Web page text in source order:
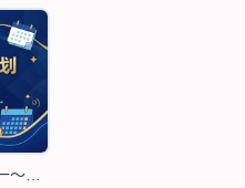
根据下面的计划生成图片。 周一～周五 日常作息 晨间｜6:30–7:15 出门 6:30–6:38 起床洗漱｜完成 + 1 分，拖沓不得分 6:40–6:55 晨读：英语 10min＋语文 5min｜完成 + 1 分 6:55–7:08 早餐（听英语） 7:08–7:12 整理书包水杯 7:15 准时出发 放学后｜周中全天禁看电视｜17:30 前自由玩耍 17:30–17:55 英语作业＋语音打卡＋熟记 2 个新单词｜完成 + 1 分 17:55–18:05 户外体育打卡｜完成 + 1 分，拒绝外出倒扣 1 分 18:05–18:35 优先完成当日量大科目作业｜完成 + 1 分 18:35–18:50 加餐＋手机打卡：生字 / 数学打卡｜完成 + 1 分 18:50–19:10 课本复习＋科学背诵｜完成 + 1 分 晚餐：19:10–19:40 晚间学习｜19:40–21:35 熄灯 19:40–20:10 独立房间完成课内作业｜完成 + 1 分，中途乱跑无分 20:10–20:15 短时休息 20:15–20:45 课外阅读摘抄好词 / 英语美句抄写｜完成 + 1 分 20:45–20:50 短时休息 20:50–21:10 错题订正＋自主课外阅读｜完成 + 1 分 21:10 收书洗漱｜按时 + 1 分，拖延扣分 21:35 准时上床熄灯｜按时 + 1 分，晚睡扣分 每日计分：单日满分 7 分 ⭐积分兑换规则（哥哥单独计分） 每周累计积分≥30 分达标 福利三选一：2～3 元零花钱 / 户外游玩 / 手机使用 20～35 分钟 违规：学习乱跑、抗拒任务，扣除对应单项积分 周末安排 周六｜8:00 起床 上午：补周五遗留作业 下午：未完成继续补作业，完工自由活动 周日｜仅完成：英语单词听写打卡，其余全天自由活动